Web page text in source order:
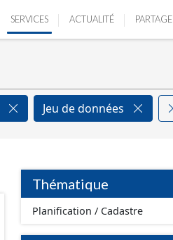
SERVICES ACTUALITÉ PARTAGE
Jeu de données
Thématique
Planification / Cadastre